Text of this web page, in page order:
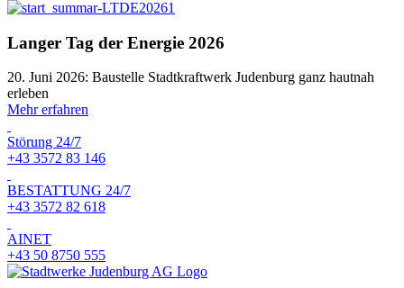
Langer Tag der Energie 2026
20. Juni 2026: Baustelle Stadtkraftwerk Judenburg ganz hautnah
erleben
Mehr erfahren
Störung 24/7
+43 3572 83 146
BESTATTUNG 24/7
+43 3572 82 618
AINET
+43 50 8750 555